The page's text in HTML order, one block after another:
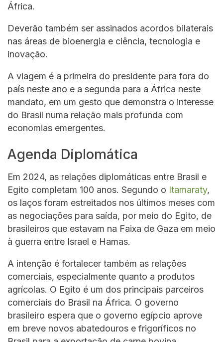
África.
Deverão também ser assinados acordos bilaterais
nas áreas de bioenergia e ciência, tecnologia e
inovação.
A viagem é a primeira do presidente para fora do
país neste ano e a segunda para a África neste
mandato, em um gesto que demonstra o interesse
do Brasil numa relação mais profunda com
economias emergentes.
Agenda Diplomática
Em 2024, as relações diplomáticas entre Brasil e
Egito completam 100 anos. Segundo o Itamaraty,
os laços foram estreitados nos últimos meses com
as negociações para saída, por meio do Egito, de
brasileiros que estavam na Faixa de Gaza em meio
à guerra entre Israel e Hamas.
A intenção é fortalecer também as relações
comerciais, especialmente quanto a produtos
agrícolas. O Egito é um dos principais parceiros
comerciais do Brasil na África. O governo
brasileiro espera que o governo egípcio aprove
em breve novos abatedouros e frigoríficos no